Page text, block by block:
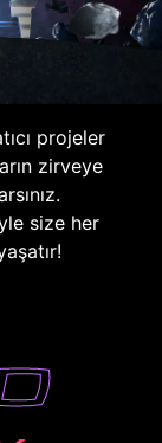
projeler
zirveye
size her